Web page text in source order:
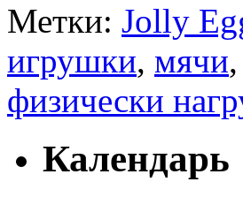
Метки: Jolly
игрушки, мячи,
физически
Календарь